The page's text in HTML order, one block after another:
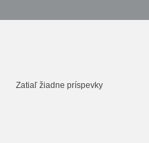
Zatiaľ žiadne príspevky